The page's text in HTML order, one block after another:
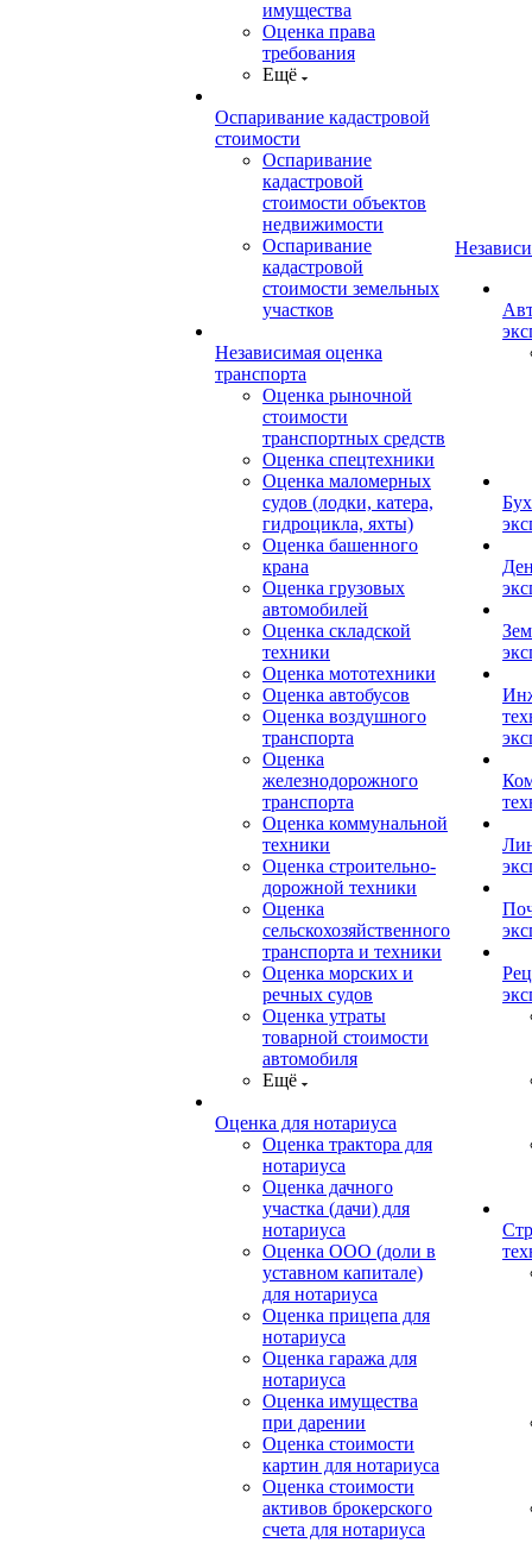
имущества
Оценка права
требования
Ещё
Оспаривание кадастровой
стоимости
Оспаривание
кадастровой
стоимости объектов
недвижимости
Оспаривание
кадастровой
стоимости земельных
участков
Независимая оценка
транспорта
Оценка рыночной
стоимости
транспортных средств
Оценка спецтехники
Оценка маломерных
судов (лодки, катера,
гидроцикла, яхты)
Оценка башенного
крана
Оценка грузовых
автомобилей
Оценка складской
техники
Оценка мототехники
Оценка автобусов
Оценка воздушного
транспорта
Оценка
железнодорожного
транспорта
Оценка коммунальной
техники
Оценка строительно-
дорожной техники
Оценка
сельскохозяйственного
транспорта и техники
Оценка морских и
речных судов
Оценка утраты
товарной стоимости
автомобиля
Ещё
Оценка для нотариуса
Оценка трактора для
нотариуса
Оценка дачного
участка (дачи) для
нотариуса
Оценка ООО (доли в
уставном капитале)
для нотариуса
Оценка прицепа для
нотариуса
Оценка гаража для
нотариуса
Оценка имущества
при дарении
Оценка стоимости
картин для нотариуса
Оценка стоимости
активов брокерского
счета для нотариуса